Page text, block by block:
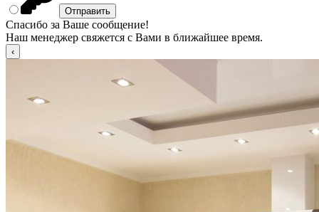
Спасибо за Ваше сообщение!
Наш менеджер свяжется с Вами в ближайшее время.